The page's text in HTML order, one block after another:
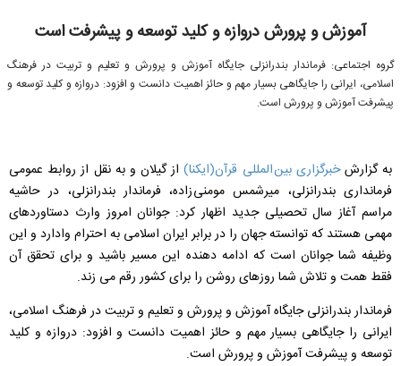
آموزش و پرورش دروازه و کلید توسعه و پیشرفت است
گروه اجتماعی: فرماندار بندرانزلی جایگاه آموزش و پرورش و تعلیم و تربیت در فرهنگ
اسلامی، ایرانی را جایگاهی بسیار مهم و حائز اهمیت دانست و افزود: دروازه و کلید توسعه و
پیشرفت آموزش و پرورش است.
به گزارشخبرگزاری بین المللی قرآن(ایکنا)از گیلان و به نقل از روابط عمومی
فرمانداری بندرانزلی، میرشمس مومنی زاده، فرماندار بندرانزلی، در حاشیه
مراسم آغاز سال تحصیلی جدید اظهار کرد: جوانان امروز وارث دستاوردهای
مهمی هستند که توانسته جهان را در برابر ایران اسلامی به احترام وادارد و این
وظیفه شما جوانان است که ادامه دهنده این مسیر باشید و برای تحقق آن
فقط همت و تلاش شما روزهای روشن را برای کشور رقم می زند.
فرماندار بندرانزلی جایگاه آموزش و پرورش و تعلیم و تربیت در فرهنگ اسلامی،
ایرانی را جایگاهی بسیار مهم و حائز اهمیت دانست و افزود: دروازه و کلید
توسعه و پیشرفت آموزش و پرورش است.